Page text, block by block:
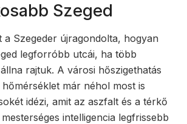
Szeged
a Szegeder újragondolta, hogyan
legforróbb utcái, ha több
rajtuk. A városi hőszigethatás
már néhol most is
idézi, amit az aszfalt és a térkő
intelligencia legfrissebb